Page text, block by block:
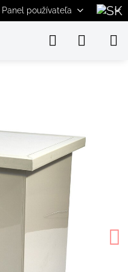
Panel používateľa